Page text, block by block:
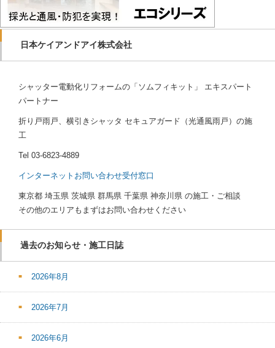
日本ケイアンドアイ株式会社
シャッター電動化リフォームの「ソムフィキット」 エキスパート
パートナー
折り戸雨戸、横引きシャッタ セキュアガード（光通風雨戸）の施
工
Tel 03-6823-4889
インターネットお問い合わせ受付窓口
東京都 埼玉県 茨城県 群馬県 千葉県 神奈川県 の施工・ご相談
その他のエリアもまずはお問い合わせください
過去のお知らせ・施工日誌
2026年8月
2026年7月
2026年6月